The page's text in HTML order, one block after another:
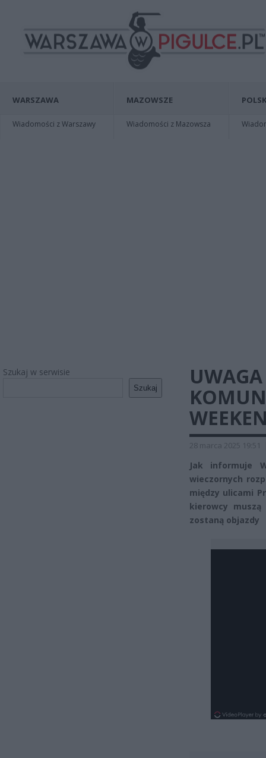
WARSZAWA
Wiadomości z Warszawy
MAZOWSZE
Wiadomości z Mazowsza
Szukaj w serwisie
Szukaj
28 marca 2025 19:51
Jak informuje
wieczornych
między ulicami
kierowcy
zostaną objazdy